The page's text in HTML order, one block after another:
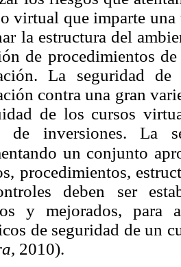
virtual que imparte
la estructura del
de procedimientos
La seguridad
contra una gran
de los cursos
de inversiones. La
un conjunto
procedimientos,
deben ser
y mejorados, para
de seguridad de un
2010).